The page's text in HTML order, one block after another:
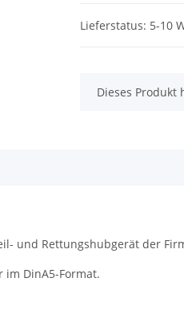
Lieferstatus: 5-10
x
Dieses Produkt
und Rettungshubgerät der
DinA5-Format.